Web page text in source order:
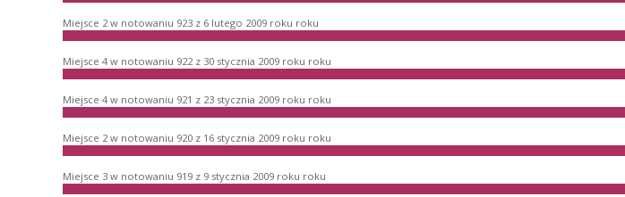
Miejsce 2 w notowaniu 923 z 6 lutego 2009 roku roku
Miejsce 4 w notowaniu 922 z 30 stycznia 2009 roku roku
Miejsce 4 w notowaniu 921 z 23 stycznia 2009 roku roku
Miejsce 2 w notowaniu 920 z 16 stycznia 2009 roku roku
Miejsce 3 w notowaniu 919 z 9 stycznia 2009 roku roku